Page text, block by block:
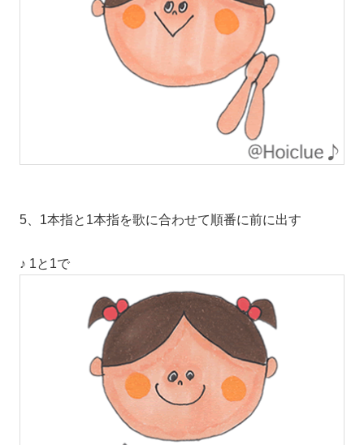
5、1本指と1本指を歌に合わせて順番に前に出す
♪ 1と1で